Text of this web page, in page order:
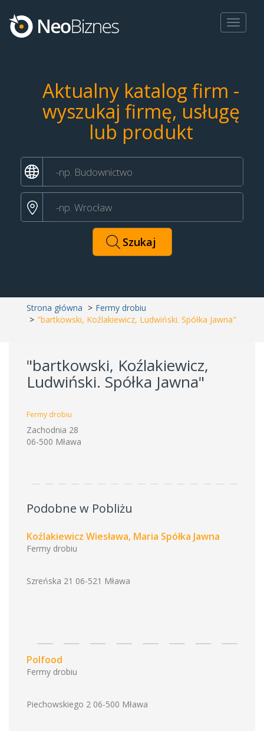
Toggle
Aktualny katalog firm -
wyszukaj firmę, usługę
lub produkt
Strona główna
Fermy drobiu
"bartkowski, Koźlakiewicz, Ludwiński. Spółka Jawna"
"bartkowski, Koźlakiewicz,
Ludwiński. Spółka Jawna"
Fermy drobiu
Zachodnia 28
06-500 Mława
Podobne w Pobliżu
Koźlakiewicz Wiesława, Maria Spółka Jawna
Fermy drobiu
Szreńska 21 06-521 Mława
Polfood
Fermy drobiu
Piechowskiego 2 06-500 Mława